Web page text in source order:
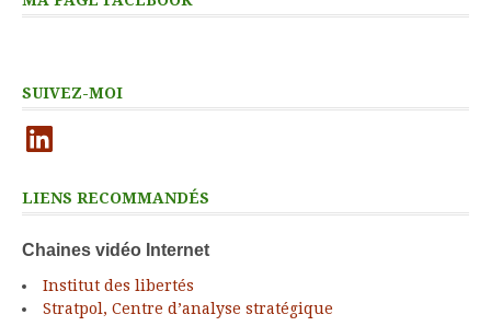
SUIVEZ-MOI
LinkedIn
LIENS RECOMMANDÉS
Chaines vidéo Internet
Institut des libertés
Stratpol, Centre d’analyse stratégique